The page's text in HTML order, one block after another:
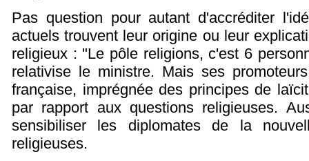
Pas question pour autant d'accréditer
actuels trouvent leur origine ou leur
religieux : "Le pôle religions, c'est 6
relativise le ministre. Mais ses
française, imprégnée des principes de
par rapport aux questions religieuses.
sensibiliser les diplomates de la
religieuses.